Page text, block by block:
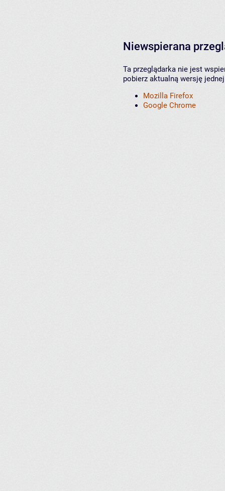
Niewspierana
Ta przeglądarka nie jest
pobierz aktualną wersję
Mozilla Firefox
Google Chrome